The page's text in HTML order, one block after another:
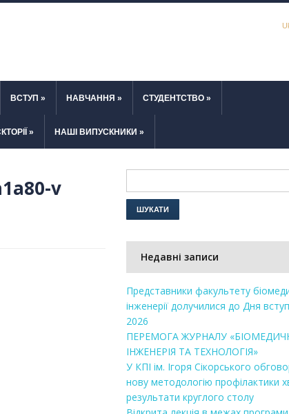
ВСТУП » НАВЧАННЯ » СТУДЕНТСТВО »
» НАШІ ВИПУСКНИКИ »
v
Недавні записи
Представники факультету
інженерії долучилися до Дня
2026
ПЕРЕМОГА ЖУРНАЛУ
ІНЖЕНЕРІЯ ТА ТЕХНОЛОГІЯ»
У КПІ ім. Ігоря Сікорського
нову методологію профілактики
результати круглого столу